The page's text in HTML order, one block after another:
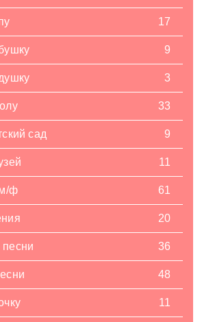
17
9
3
33
сад 9
11
м/ф 61
20
36
48
11